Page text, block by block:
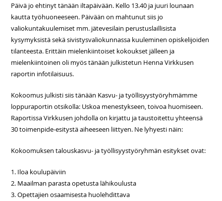
Päivä jo ehtinyt tänään iltapäivään. Kello 13.40 ja juuri lounaan
kautta työhuoneeseen. Päivään on mahtunut siis jo
valiokuntakuulemiset mm. jätevesilain perustuslaillisista
kysymyksistä sekä sivistysvaliokunnassa kuuleminen opiskelijoiden
tilanteesta. Erittäin mielenkiintoiset kokoukset jälleen ja
mielenkiintoinen oli myös tänään julkistetun Henna Virkkusen
raportin infotilaisuus.
Kokoomus julkisti siis tänään Kasvu- ja työllisyystyöryhmämme
loppuraportin otsikolla: Uskoa menestykseen, toivoa huomiseen.
Raportissa Virkkusen johdolla on kirjattu ja taustoitettu yhteensä
30 toimenpide-esitystä aiheeseen liittyen. Ne lyhyesti näin:
Kokoomuksen talouskasvu- ja työllisyystyöryhmän esitykset ovat:
1. Iloa koulupäiviin
2. Maailman parasta opetusta lähikoulusta
3. Opettajien osaamisesta huolehdittava